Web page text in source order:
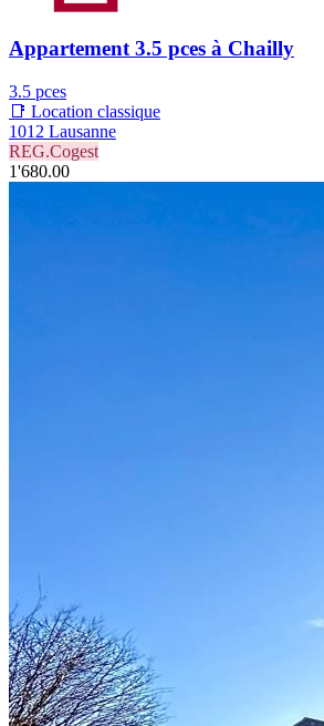
Appartement 3.5 pces à Chailly
3.5 pces
📑 Location classique
1012 Lausanne
REG.Cogest
1'680.00